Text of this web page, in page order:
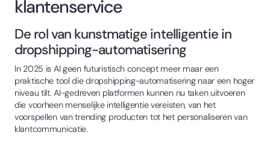
klantenservice
De rol van kunstmatige intelligentie in
dropshipping-automatisering
In 2025 is AI geen futuristisch concept meer maar een
praktische tool die dropshipping-automatisering naar een hoger
niveau tilt. AI-gedreven platformen kunnen nu taken uitvoeren
die voorheen menselijke intelligentie vereisten, van het
voorspellen van trending producten tot het personaliseren van
klantcommunicatie.